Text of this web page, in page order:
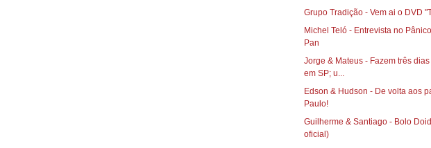
Grupo Tradição - Vem ai o DVD
Michel Teló - Entrevista no
Pan
Jorge & Mateus - Fazem três
em SP; u...
Edson & Hudson - De volta aos
Paulo!‏
Guilherme & Santiago - Bolo
oficial)